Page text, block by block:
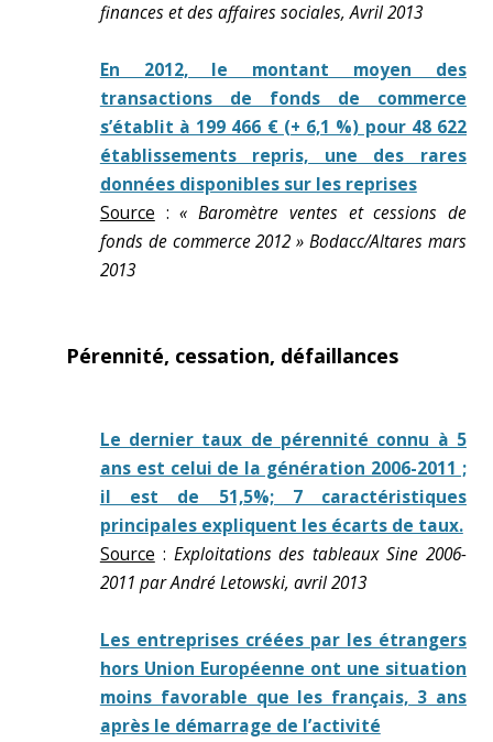
finances et des affaires sociales, Avril 2013
En 2012, le montant moyen des
transactions de fonds de commerce
s’établit à 199 466 € (+ 6,1 %) pour 48 622
établissements repris, une des rares
données disponibles sur les reprises
Source :« Baromètre ventes et cessions de
fonds de commerce 2012 » Bodacc/Altares mars
2013
Pérennité, cessation, défaillances
Le dernier taux de pérennité connu à 5
ans est celui de la génération 2006-2011 ;
il est de 51,5%; 7 caractéristiques
principales expliquent les écarts de taux.
Source : Exploitations des tableaux Sine 2006-
2011 par André Letowski, avril 2013
Les entreprises créées par les étrangers
hors Union Européenne ont une situation
moins favorable que les français, 3 ans
après le démarrage de l’activité